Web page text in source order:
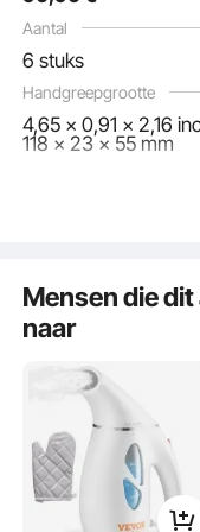
De deurkruk is gemaakt
waardoor de
Aantal
Handgreepgrootte
Matzwart
6 stuks
4,65 x 0,91 x 2,16
118 x 23 x 55 mm
Mensen die
naar